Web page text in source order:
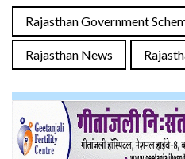
Rajasthan Government
Rajasthan News